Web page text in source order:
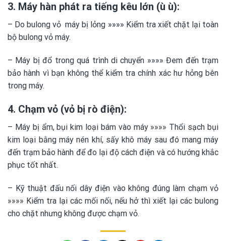
3. Máy hàn phát ra tiếng kêu lớn (ù ù):
– Do bulong vỏ máy bị lỏng »»»» Kiểm tra xiết chặt lại toàn
bộ bulong vỏ máy.
– Máy bị đổ trong quá trình di chuyển »»»» Đem đến trạm
bảo hành vì bạn không thể kiểm tra chính xác hư hỏng bên
trong máy.
4. Chạm vỏ (vỏ bị rò điện):
– Máy bị ẩm, bụi kim loại bám vào máy »»»» Thổi sạch bụi
kim loại bằng máy nén khí, sấy khô máy sau đó mang máy
đến trạm bảo hành để đo lại độ cách điện và có hướng khắc
phục tốt nhất.
– Kỹ thuật đấu nối dây điện vào không đúng làm chạm vỏ
»»»» Kiểm tra lại các mối nối, nếu hở thì xiết lại các bulong
cho chặt nhưng không được chạm vỏ.